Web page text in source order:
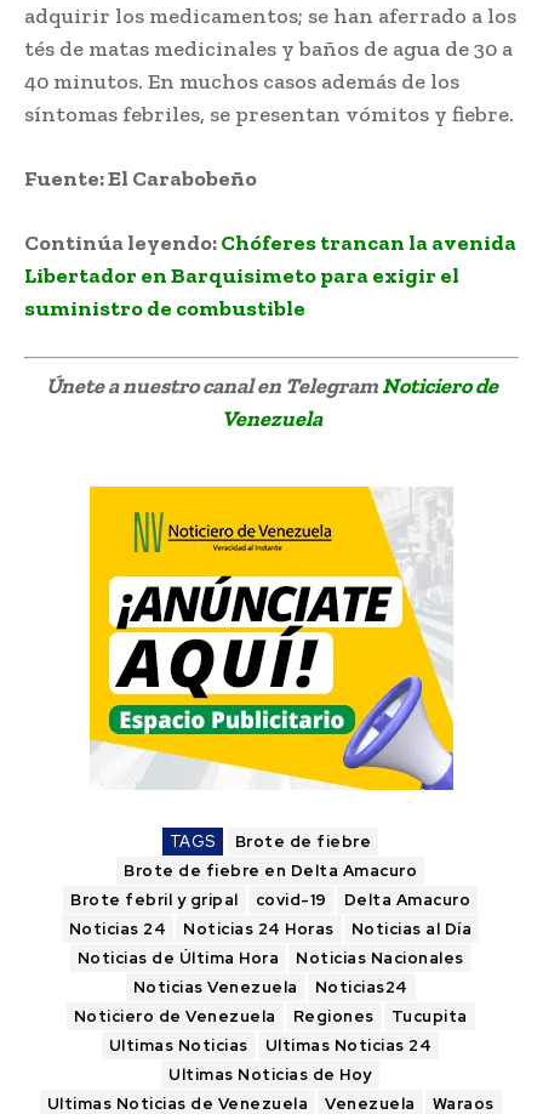
adquirir los medicamentos; se han aferrado a los
tés de matas medicinales y baños de agua de 30 a
40 minutos. En muchos casos además de los
síntomas febriles, se presentan vómitos y fiebre.
Fuente: El Carabobeño
Continúa leyendo:Chóferes trancan la avenida
Libertador en Barquisimeto para exigir el
suministro de combustible
Únete a nuestro canal en TelegramNoticiero de
Venezuela
TAGS
Brote de fiebre
Brote de fiebre en Delta Amacuro
Brote febril y gripal
covid-19
Delta Amacuro
Noticias 24
Noticias 24 Horas
Noticias al Día
Noticias de Última Hora
Noticias Nacionales
Noticias Venezuela
Noticias24
Noticiero de Venezuela
Regiones
Tucupita
Ultimas Noticias
Ultimas Noticias 24
Ultimas Noticias de Hoy
Ultimas Noticias de Venezuela
Venezuela Waraos